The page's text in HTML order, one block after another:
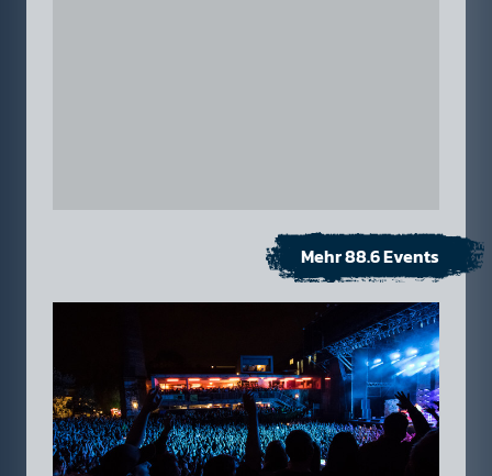
Mehr 88.6 Events